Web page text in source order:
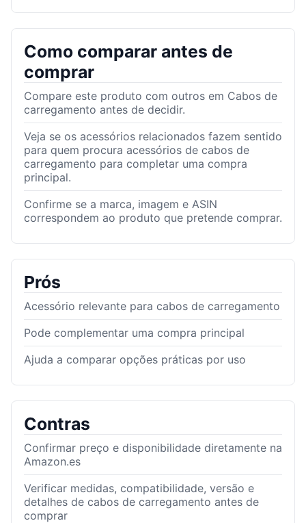
Como comparar antes de
comprar
Compare este produto com outros em Cabos de
carregamento antes de decidir.
Veja se os acessórios relacionados fazem sentido
para quem procura acessórios de cabos de
carregamento para completar uma compra
principal.
Confirme se a marca, imagem e ASIN
correspondem ao produto que pretende comprar.
Prós
Acessório relevante para cabos de carregamento
Pode complementar uma compra principal
Ajuda a comparar opções práticas por uso
Contras
Confirmar preço e disponibilidade diretamente na
Amazon.es
Verificar medidas, compatibilidade, versão e
detalhes de cabos de carregamento antes de
comprar